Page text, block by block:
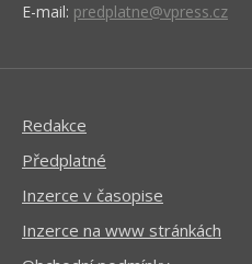
E-mail: predplatne@vpress.cz
Redakce
Předplatné
Inzerce v časopise
Inzerce na www stránkách